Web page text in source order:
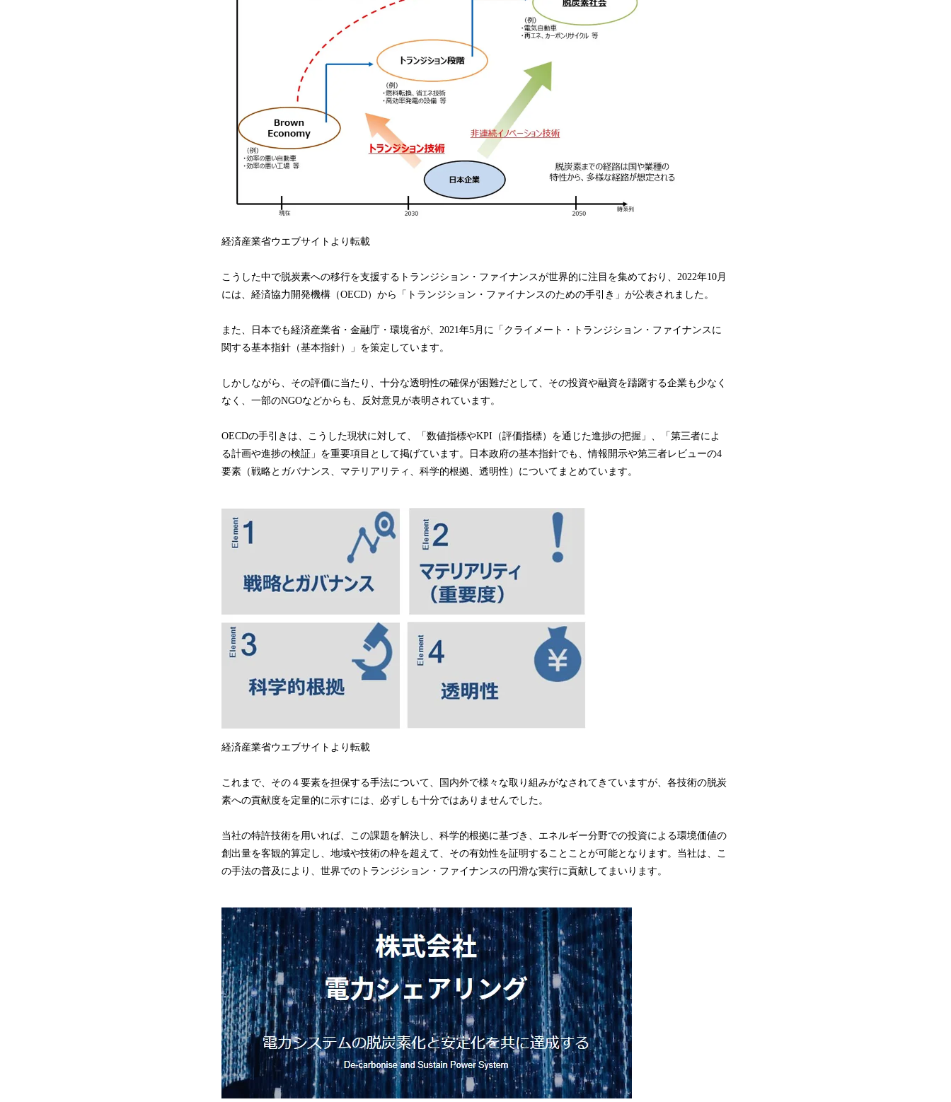
経済産業省ウエブサイトより転載
こうした中で脱炭素への移行を支援するトランジション・ファイナンスが世界的に注目を集めており、2022年10月
には、経済協力開発機構（OECD）から「トランジション・ファイナンスのための手引き」が公表されました。
また、日本でも経済産業省・金融庁・環境省が、2021年5月に「クライメート・トランジション・ファイナンスに
関する基本指針（基本指針）」を策定しています。
しかしながら、その評価に当たり、十分な透明性の確保が困難だとして、その投資や融資を躊躇する企業も少なく
なく、一部のNGOなどからも、反対意見が表明されています。
OECDの手引きは、こうした現状に対して、「数値指標やKPI（評価指標）を通じた進捗の把握」、「第三者によ
る計画や進捗の検証」を重要項目として掲げています。日本政府の基本指針でも、情報開示や第三者レビューの4
要素（戦略とガバナンス、マテリアリティ、科学的根拠、透明性）についてまとめています。
経済産業省ウエブサイトより転載
これまで、その４要素を担保する手法について、国内外で様々な取り組みがなされてきていますが、各技術の脱炭
素への貢献度を定量的に示すには、必ずしも十分ではありませんでした。
当社の特許技術を用いれば、この課題を解決し、科学的根拠に基づき、エネルギー分野での投資による環境価値の
創出量を客観的算定し、地域や技術の枠を超えて、その有効性を証明することことが可能となります。当社は、こ
の手法の普及により、世界でのトランジション・ファイナンスの円滑な実行に貢献してまいります。